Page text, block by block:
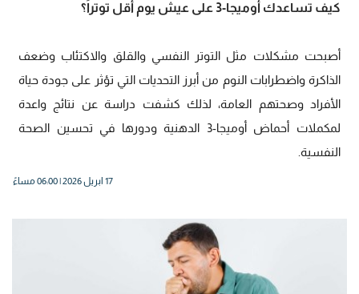
كيف تساعدك أوميجا-3 على عيش يوم أقل توتراً؟
أصبحت مشكلات مثل التوتر النفسي والقلق والاكتئاب وضعف
الذاكرة واضطرابات النوم من أبرز التحديات التي تؤثر على جودة حياة
الأفراد وصحتهم العامة، لذلك كشفت دراسة عن نتائج واعدة
لمكملات أحماض أوميجا-3 الدهنية ودورها في تحسين الصحة
النفسية.
17 ابريل 2026 | 06:00 مساءً